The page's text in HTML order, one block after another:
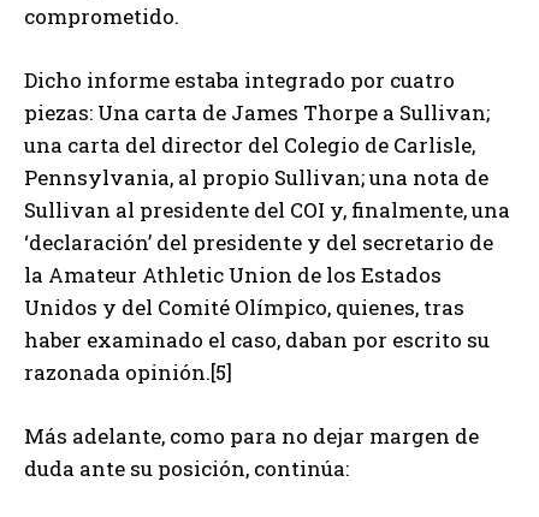
comprometido.
Dicho informe estaba integrado por cuatro
piezas: Una carta de James Thorpe a Sullivan;
una carta del director del Colegio de Carlisle,
Pennsylvania, al propio Sullivan; una nota de
Sullivan al presidente del COI y, finalmente, una
‘declaración’ del presidente y del secretario de
la Amateur Athletic Union de los Estados
Unidos y del Comité Olímpico, quienes, tras
haber examinado el caso, daban por escrito su
razonada opinión.[5]
Más adelante, como para no dejar margen de
duda ante su posición, continúa: